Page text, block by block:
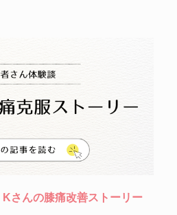
さんの膝痛改善ストーリー